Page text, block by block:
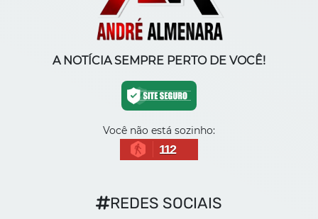
A NOTÍCIA SEMPRE PERTO DE VOCÊ!
Você não está sozinho:
112
REDES SOCIAIS